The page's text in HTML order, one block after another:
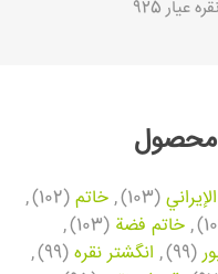
(103)
, خاتم (102)
,
, خاتم فضة (103)
,
(99)
, انگشتر نقره (99)
,